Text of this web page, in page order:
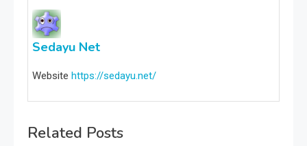
Sedayu Net
Website https://sedayu.net/
Related Posts